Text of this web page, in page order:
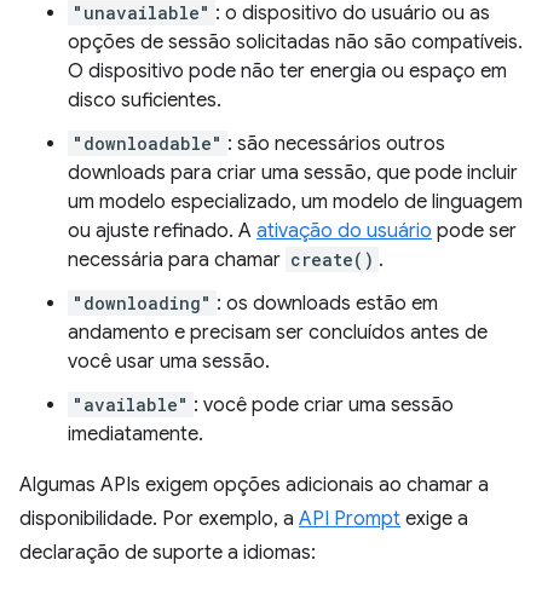
"unavailable" : o dispositivo do usuário ou as
opções de sessão solicitadas não são compatíveis.
O dispositivo pode não ter energia ou espaço em
disco suficientes.
"downloadable" : são necessários outros
downloads para criar uma sessão, que pode incluir
um modelo especializado, um modelo de linguagem
ou ajuste refinado. A ativação do usuário pode ser
necessária para chamar create() .
"downloading" : os downloads estão em
andamento e precisam ser concluídos antes de
você usar uma sessão.
"available" : você pode criar uma sessão
imediatamente.
Algumas APIs exigem opções adicionais ao chamar a
disponibilidade. Por exemplo, a API Prompt exige a
declaração de suporte a idiomas: